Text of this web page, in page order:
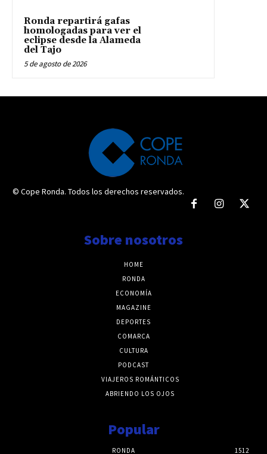
Ronda repartirá gafas
homologadas para ver el
eclipse desde la Alameda
del Tajo
5 de agosto de 2026
© Cope Ronda. Todos los derechos reservados.
Sobre nosotros
HOME
RONDA
ECONOMÍA
MAGAZINE
DEPORTES
COMARCA
CULTURA
PODCAST
VIAJEROS ROMÁNTICOS
ABRIENDO LOS OJOS
Popular
RONDA 1512